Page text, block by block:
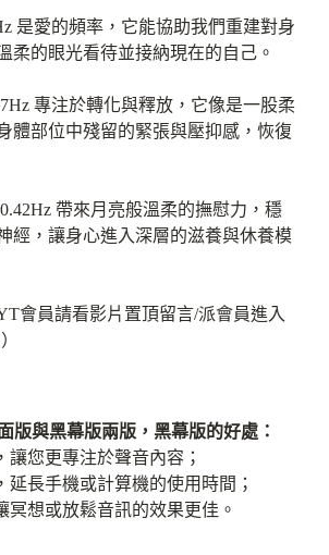
是愛的頻率，它能協助我們重建對身
柔的眼光看待並接納現在的自己。
專注於轉化與釋放，它像是一股柔
體部位中殘留的緊張與壓抑感，恢復
帶來月亮般溫柔的撫慰力，穩
經，讓身心進入深層的滋養與休養模
會員請看影片置頂留言/派會員進入
版與黑幕版兩版，黑幕版的好處：
您更專注於聲音內容；
延長手機或計算機的使用時間；
冥想或放鬆音訊的效果更佳。